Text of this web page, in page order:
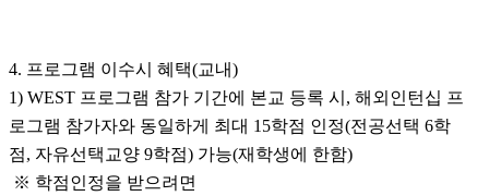
4. 프로그램 이수시 혜택(교내)
1) WEST 프로그램 참가 기간에 본교 등록 시, 해외인턴십 프
로그램 참가자와 동일하게 최대 15학점 인정(전공선택 6학
점, 자유선택교양 9학점) 가능(재학생에 한함)
※ 학점인정을 받으려면